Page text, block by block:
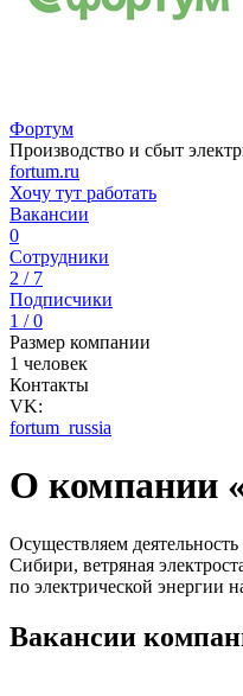
Фортум
Производство и сбыт
fortum.ru
Хочу тут работать
Вакансии
0
Сотрудники
2 / 7
Подписчики
1 / 0
Размер компании
1 человек
Контакты
VK:
fortum_russia
О компании
Осуществляем
Сибири, ветряная
по электрической энергии
Вакансии